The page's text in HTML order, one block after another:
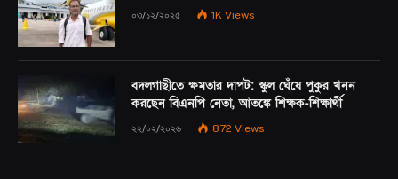
০৩/১২/২০২৫ 1K Views
বদলগাছীতে ক্ষমতার দাপট: স্কুল ঘেঁষে পুকুর খনন
করছেন বিএনপি নেতা, আতঙ্কে শিক্ষক-শিক্ষার্থী
২২/০২/২০২৬ 872 Views